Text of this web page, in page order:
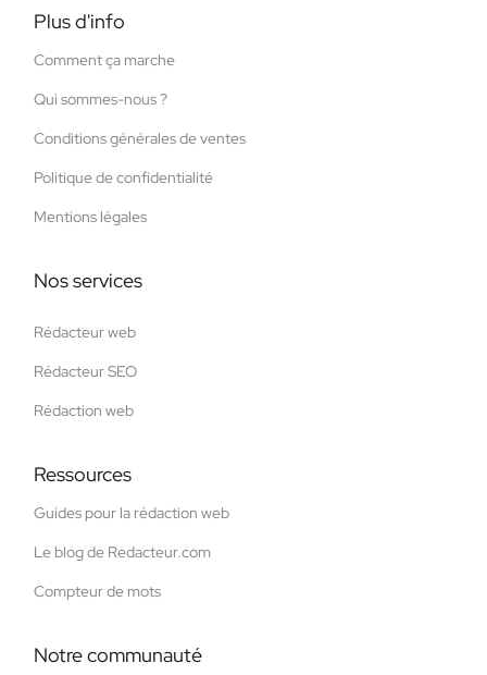
Plus d'info
Comment ça marche
Qui sommes-nous ?
Conditions générales de ventes
Politique de confidentialité
Mentions légales
Nos services
Rédacteur web
Rédacteur SEO
Rédaction web
Ressources
Guides pour la rédaction web
Le blog de Redacteur.com
Compteur de mots
Notre communauté